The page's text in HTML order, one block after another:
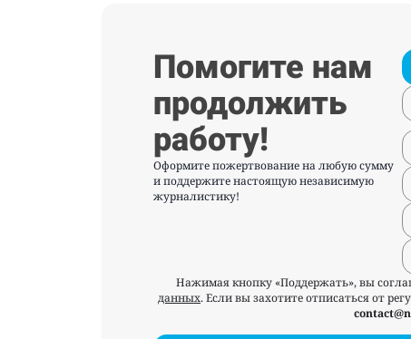
Помогите нам
продолжить
работу!
Оформите пожертвование на любую сумму
и поддержите настоящую независимую
журналистику!
Нажимая кнопку «Поддержать», вы
данных. Если вы захотите отписаться от